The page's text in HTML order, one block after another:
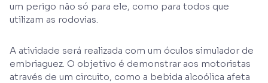
um perigo não só para ele, como para todos que
utilizam as rodovias.
A atividade será realizada com um óculos simulador de
embriaguez. O objetivo é demonstrar aos motoristas
através de um circuito, como a bebida alcoólica afeta